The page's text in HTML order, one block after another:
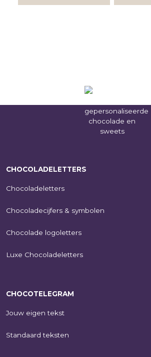
CHOCOLADELETTERS
Chocoladeletters
Chocoladecijfers & symbolen
Chocolade logoletters
Luxe Chocoladeletters
CHOCOTELEGRAM
Jouw eigen tekst
Standaard teksten